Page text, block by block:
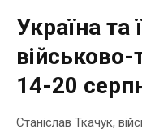
Україна та
військово-
14-20
Станіслав Ткачук,